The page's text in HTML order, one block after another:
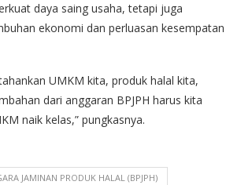
daya saing usaha, tetapi juga
ekonomi dan perluasan kesempatan
UMKM kita, produk halal kita,
dari anggaran BPJPH harus kita
naik kelas,” pungkasnya.
JAMINAN PRODUK HALAL (BPJPH)